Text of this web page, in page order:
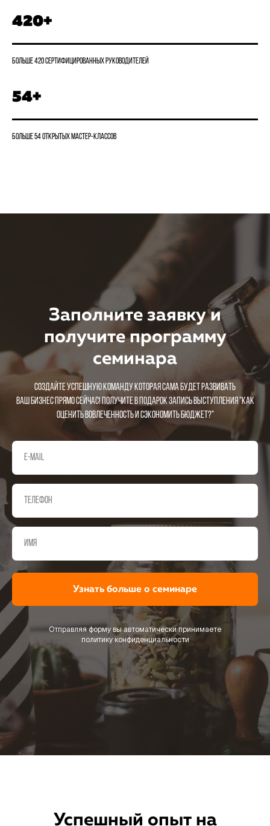
420+
Больше 420 сертифицированных руководителей
54+
Больше 54 открытых мастер-классов
Заполните заявку и
получите программу
семинара
Создайте успешную команду которая сама будет развивать
ваш бизнес прямо сейчас! Получите в подарок запись выступления "Как
оценить вовлеченность и сэкономить бюджет?"
Узнать больше о семинаре
Отправляя форму вы автоматически принимаете
политику конфиденциальности
Успешный опыт на